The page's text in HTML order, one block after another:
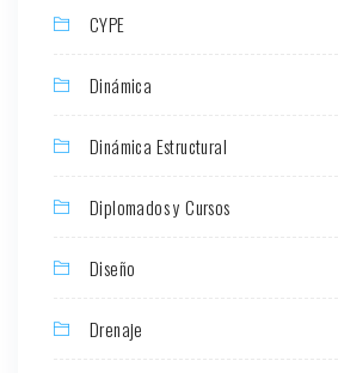
CYPE
Dinámica
Dinámica Estructural
Diplomados y Cursos
Diseño
Drenaje